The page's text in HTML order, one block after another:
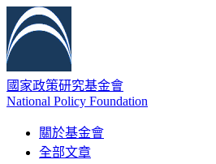
國家政策研究基金會
National Policy Foundation
關於基金會
全部文章